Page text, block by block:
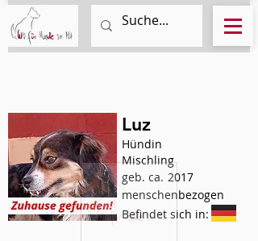
Luz
Hündin
Mischling
geb. ca. 2017
menschenbezogen
Befindet sich in: